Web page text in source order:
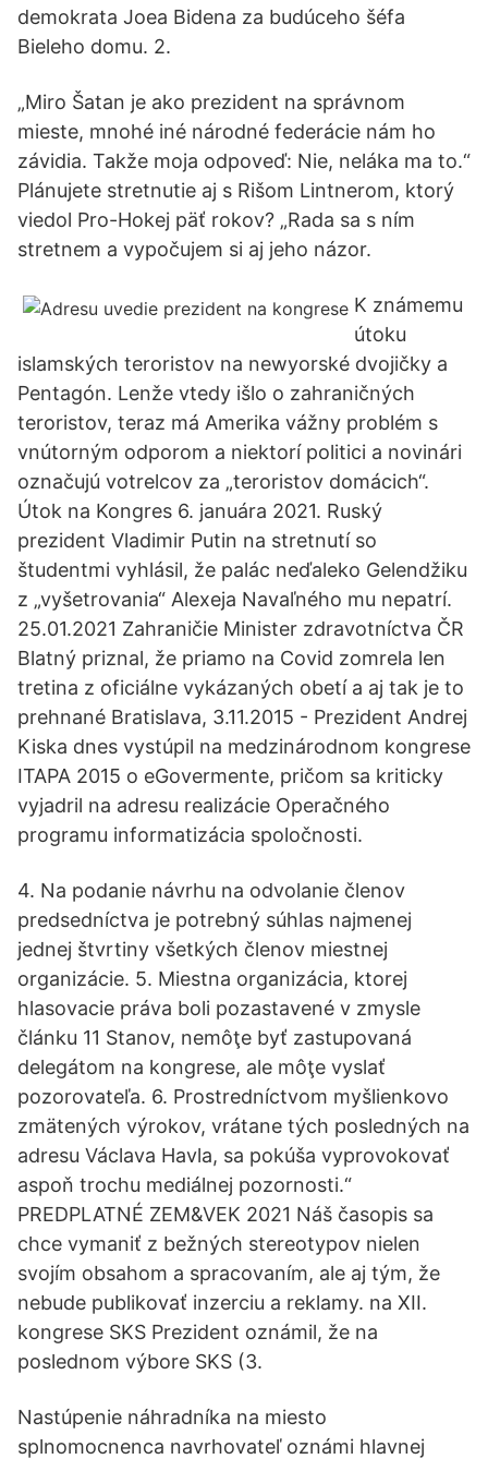
demokrata Joea Bidena za budúceho šéfa
Bieleho domu. 2.
„Miro Šatan je ako prezident na správnom
mieste, mnohé iné národné federácie nám ho
závidia. Takže moja odpoveď: Nie, neláka ma to.“
Plánujete stretnutie aj s Rišom Lintnerom, ktorý
viedol Pro-Hokej päť rokov? „Rada sa s ním
stretnem a vypočujem si aj jeho názor.
K známemu
útoku
islamských teroristov na newyorské dvojičky a
Pentagón. Lenže vtedy išlo o zahraničných
teroristov, teraz má Amerika vážny problém s
vnútorným odporom a niektorí politici a novinári
označujú votrelcov za „teroristov domácich“.
Útok na Kongres 6. januára 2021. Ruský
prezident Vladimir Putin na stretnutí so
študentmi vyhlásil, že palác neďaleko Gelendžiku
z „vyšetrovania“ Alexeja Navaľného mu nepatrí.
25.01.2021 Zahraničie Minister zdravotníctva ČR
Blatný priznal, že priamo na Covid zomrela len
tretina z oficiálne vykázaných obetí a aj tak je to
prehnané Bratislava, 3.11.2015 - Prezident Andrej
Kiska dnes vystúpil na medzinárodnom kongrese
ITAPA 2015 o eGovermente, pričom sa kriticky
vyjadril na adresu realizácie Operačného
programu informatizácia spoločnosti.
4. Na podanie návrhu na odvolanie členov
predsedníctva je potrebný súhlas najmenej
jednej štvrtiny všetkých členov miestnej
organizácie. 5. Miestna organizácia, ktorej
hlasovacie práva boli pozastavené v zmysle
článku 11 Stanov, nemôţe byť zastupovaná
delegátom na kongrese, ale môţe vyslať
pozorovateľa. 6. Prostredníctvom myšlienkovo
zmätených výrokov, vrátane tých posledných na
adresu Václava Havla, sa pokúša vyprovokovať
aspoň trochu mediálnej pozornosti.“
PREDPLATNÉ ZEM&VEK 2021 Náš časopis sa
chce vymaniť z bežných stereotypov nielen
svojím obsahom a spracovaním, ale aj tým, že
nebude publikovať inzerciu a reklamy. na XII.
kongrese SKS Prezident oznámil, že na
poslednom výbore SKS (3.
Nastúpenie náhradníka na miesto
splnomocnenca navrhovateľ oznámi hlavnej